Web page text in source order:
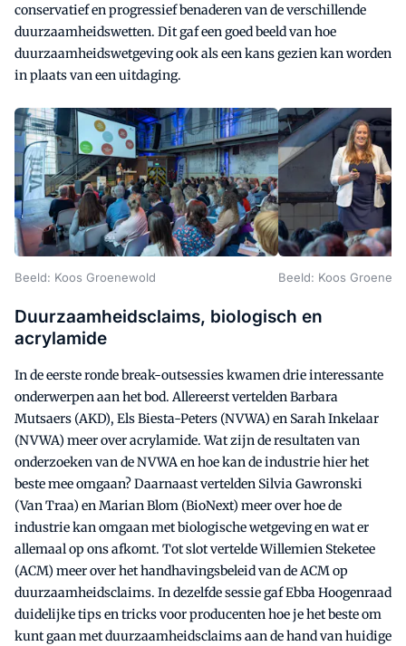
conservatief en progressief benaderen van de verschillende
duurzaamheidswetten. Dit gaf een goed beeld van hoe
duurzaamheidswetgeving ook als een kans gezien kan worden
in plaats van een uitdaging.
Beeld: Koos Groenewold Beeld: Koos
Duurzaamheidsclaims, biologisch en
acrylamide
In de eerste ronde break-outsessies kwamen drie interessante
onderwerpen aan het bod. Allereerst vertelden Barbara
Mutsaers (AKD), Els Biesta-Peters (NVWA) en Sarah Inkelaar
(NVWA) meer over acrylamide. Wat zijn de resultaten van
onderzoeken van de NVWA en hoe kan de industrie hier het
beste mee omgaan? Daarnaast vertelden Silvia Gawronski
(Van Traa) en Marian Blom (BioNext) meer over hoe de
industrie kan omgaan met biologische wetgeving en wat er
allemaal op ons afkomt. Tot slot vertelde Willemien Steketee
(ACM) meer over het handhavingsbeleid van de ACM op
duurzaamheidsclaims. In dezelfde sessie gaf Ebba Hoogenraad
duidelijke tips en tricks voor producenten hoe je het beste om
kunt gaan met duurzaamheidsclaims aan de hand van huidige